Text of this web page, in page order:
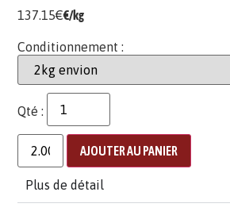
137.15€€/kg
Conditionnement :
Qté :
AJOUTER AU PANIER
Plus de détail